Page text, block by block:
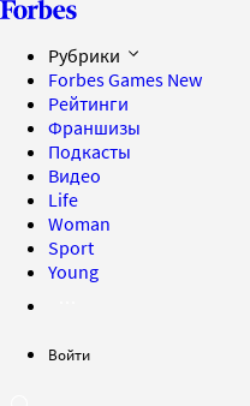
Рубрики
Forbes Games New
Рейтинги
Франшизы
Подкасты
Видео
Life
Woman
Sport
Young
Войти